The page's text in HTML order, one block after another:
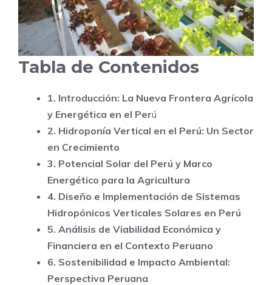
Tabla de Contenidos
1. Introducción: La Nueva Frontera Agrícola
y Energética en el Perú
2. Hidroponía Vertical en el Perú: Un Sector
en Crecimiento
3. Potencial Solar del Perú y Marco
Energético para la Agricultura
4. Diseño e Implementación de Sistemas
Hidropónicos Verticales Solares en Perú
5. Análisis de Viabilidad Económica y
Financiera en el Contexto Peruano
6. Sostenibilidad e Impacto Ambiental:
Perspectiva Peruana